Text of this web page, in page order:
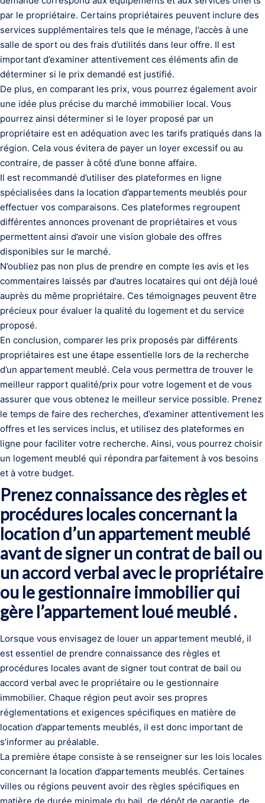
par le propriétaire. Certains propriétaires peuvent inclure des
services supplémentaires tels que le ménage, l’accès à une
salle de sport ou des frais d’utilités dans leur offre. Il est
important d’examiner attentivement ces éléments afin de
déterminer si le prix demandé est justifié.
De plus, en comparant les prix, vous pourrez également avoir
une idée plus précise du marché immobilier local. Vous
pourrez ainsi déterminer si le loyer proposé par un
propriétaire est en adéquation avec les tarifs pratiqués dans la
région. Cela vous évitera de payer un loyer excessif ou au
contraire, de passer à côté d’une bonne affaire.
Il est recommandé d’utiliser des plateformes en ligne
spécialisées dans la location d’appartements meublés pour
effectuer vos comparaisons. Ces plateformes regroupent
différentes annonces provenant de propriétaires et vous
permettent ainsi d’avoir une vision globale des offres
disponibles sur le marché.
N’oubliez pas non plus de prendre en compte les avis et les
commentaires laissés par d’autres locataires qui ont déjà loué
auprès du même propriétaire. Ces témoignages peuvent être
précieux pour évaluer la qualité du logement et du service
proposé.
En conclusion, comparer les prix proposés par différents
propriétaires est une étape essentielle lors de la recherche
d’un appartement meublé. Cela vous permettra de trouver le
meilleur rapport qualité/prix pour votre logement et de vous
assurer que vous obtenez le meilleur service possible. Prenez
le temps de faire des recherches, d’examiner attentivement les
offres et les services inclus, et utilisez des plateformes en
ligne pour faciliter votre recherche. Ainsi, vous pourrez choisir
un logement meublé qui répondra parfaitement à vos besoins
et à votre budget.
Prenez connaissance des règles et
procédures locales concernant la
location d’un appartement meublé
avant de signer un contrat de bail ou
un accord verbal avec le propriétaire
ou le gestionnaire immobilier qui
gère l’appartement loué meublé .
Lorsque vous envisagez de louer un appartement meublé, il
est essentiel de prendre connaissance des règles et
procédures locales avant de signer tout contrat de bail ou
accord verbal avec le propriétaire ou le gestionnaire
immobilier. Chaque région peut avoir ses propres
réglementations et exigences spécifiques en matière de
location d’appartements meublés, il est donc important de
s’informer au préalable.
La première étape consiste à se renseigner sur les lois locales
concernant la location d’appartements meublés. Certaines
villes ou régions peuvent avoir des règles spécifiques en